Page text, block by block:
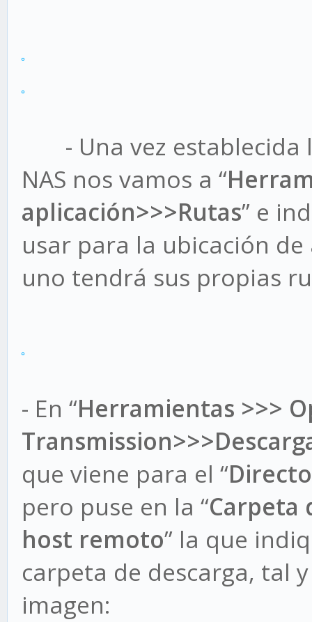
- Una vez establecida
NAS nos vamos a “
aplicación>>>Rutas” e
usar para la ubicación
uno tendrá sus propias
- En “Herramientas >>>
que viene para el “
pero puse en la “Carpeta
host remoto” la que
carpeta de descarga, tal
imagen: